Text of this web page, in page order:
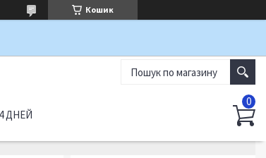
Кошик
ДНЕЙ